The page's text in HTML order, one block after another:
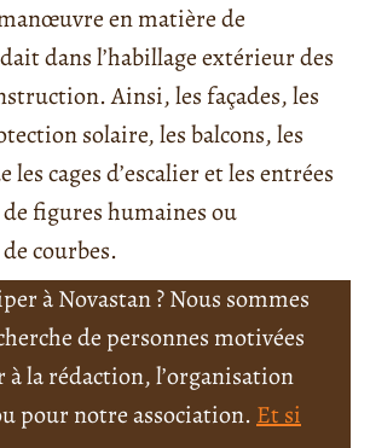
en matière de
dans l’habillage extérieur des
Ainsi, les façades, les
solaire, les balcons, les
les cages d’escalier et les entrées
figures humaines ou
courbes.
à Novastan ? Nous sommes
de personnes motivées
la rédaction, l’organisation
pour notre association. Et si